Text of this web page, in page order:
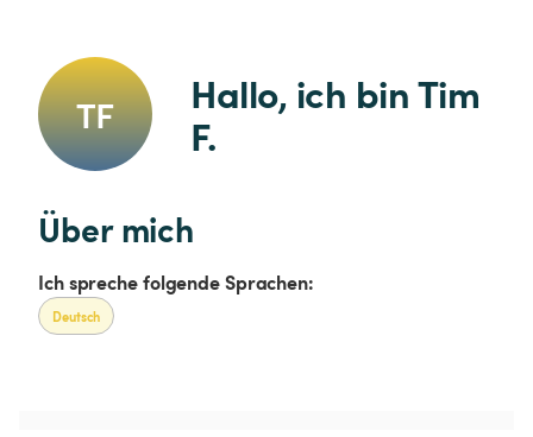
TF
Hallo, ich bin Tim
F.
Über mich
Ich spreche folgende Sprachen:
Deutsch